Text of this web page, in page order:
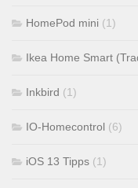
HomePod mini (1)
Ikea Home Smart
Inkbird (1)
IO-Homecontrol (6)
iOS 13 Tipps (1)